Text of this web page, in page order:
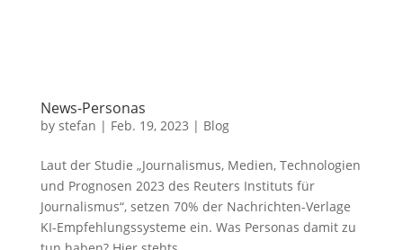
News-Personas
by stefan | Feb. 19, 2023 | Blog
Laut der Studie „Journalismus, Medien, Technologien
und Prognosen 2023 des Reuters Instituts für
Journalismus“, setzen 70% der Nachrichten-Verlage
KI-Empfehlungssysteme ein. Was Personas damit zu